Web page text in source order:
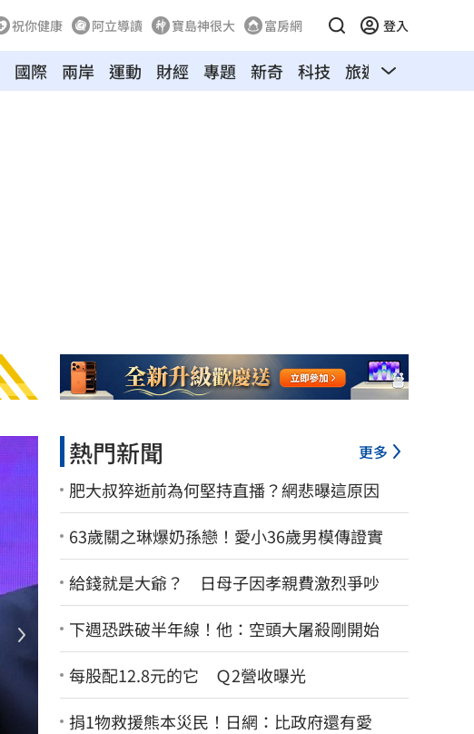
祝你健康 阿立導讀 寶島神很大 富房網 登入
國際 兩岸 運動 財經 專題 新奇 科技 旅遊 汽車
熱門新聞 更多
肥大叔猝逝前為何堅持直播？網悲曝這原因
63歲關之琳爆奶孫戀！愛小36歲男模傳證實
給錢就是大爺？ 日母子因孝親費激烈爭吵
下週恐跌破半年線！他：空頭大屠殺剛開始
每股配12.8元的它 Ｑ2營收曝光
捐1物救援熊本災民！日網：比政府還有愛